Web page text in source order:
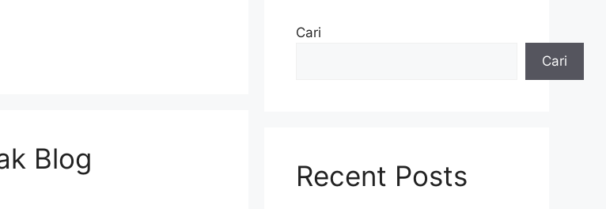
Blog
Cari
Cari
Recent Posts